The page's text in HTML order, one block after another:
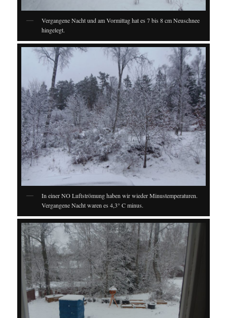
Vergangene Nacht und am Vormittag hat es 7 bis 8 cm Neuschnee
hingelegt.
In einer NO Luftströmung haben wir wieder Minustemperaturen.
Vergangene Nacht waren es 4,3° C minus.